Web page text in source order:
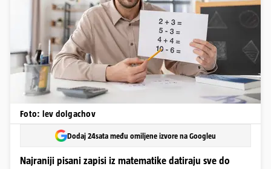
Foto: lev dolgachov
Dodaj 24sata među omiljene izvore na Googleu
Najraniji pisani zapisi iz matematike datiraju sve do